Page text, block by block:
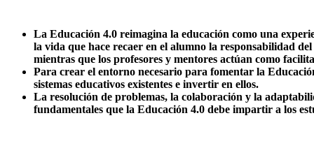
La Educación 4.0 reimagina la educación como una
la vida que hace recaer en el alumno la responsabilidad
mientras que los profesores y mentores actúan como
Para crear el entorno necesario para fomentar la
sistemas educativos existentes e invertir en ellos.
La resolución de problemas, la colaboración y la
fundamentales que la Educación 4.0 debe impartir a los